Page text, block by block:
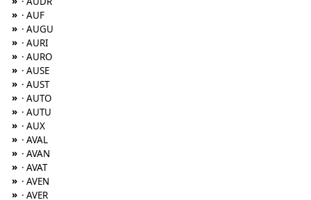
» · AUF
» · AUGU
» · AURI
» · AURO
» · AUSE
» · AUST
» · AUTO
» · AUTU
» · AUX
» · AVAL
» · AVAN
» · AVAT
» · AVEN
» · AVER